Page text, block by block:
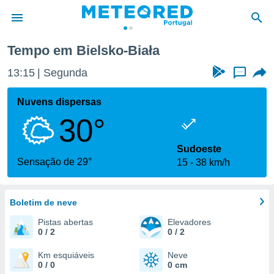
da
foi
fornecidas
a este
das
e
forma
digital
Tempo em Bielsko-Biała
13:15 Segunda ...
Nuvens dispersas
30°
Sensação de 29°
Sudoeste
15
38 km/h
Boletim de neve
Pistas abertas
0 / 2
Elevadores
0 / 2
Km esquiáveis
0 / 0
Neve
0 cm